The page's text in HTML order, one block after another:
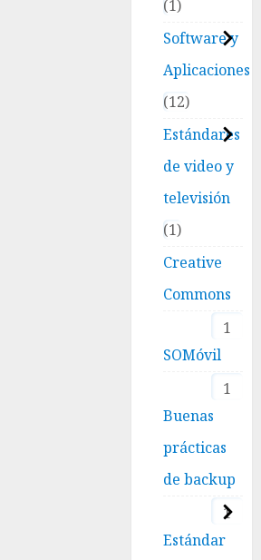
1
Software y
Aplicaciones
12
Estándares
de video y
televisión
1
Creative
Commons
1
SOMóvil
1
Buenas
prácticas
de backup
1
Estándar